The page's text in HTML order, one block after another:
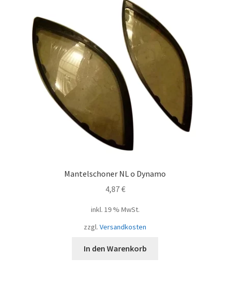
Mantelschoner NL o Dynamo
4,87€
inkl. 19 % MwSt.
zzgl. Versandkosten
In den Warenkorb